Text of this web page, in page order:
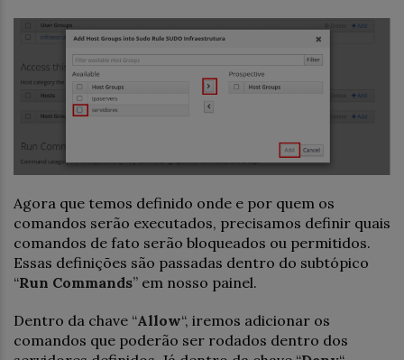
Agora que temos definido onde e por quem os
comandos serão executados, precisamos definir quais
comandos de fato serão bloqueados ou permitidos.
Essas definições são passadas dentro do subtópico
“Run Commands” em nosso painel.
Dentro da chave “Allow“, iremos adicionar os
comandos que poderão ser rodados dentro dos